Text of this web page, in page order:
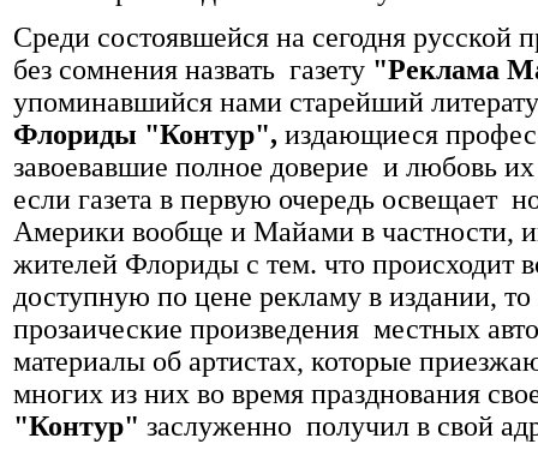
Среди состоявшейся на сегодня
без сомнения назвать газету "Реклама
упоминавшийся нами старейший
Флориды "Контур", издающиеся
завоевавшие полное доверие и любовь
если газета в первую очередь освещает
Америки вообще и Майами в частности,
жителей Флориды с тем. что происходит
доступную по цене рекламу в издании,
прозаические произведения местных
материалы об артистах, которые
многих из них во время празднования
"Контур" заслуженно получил в свой